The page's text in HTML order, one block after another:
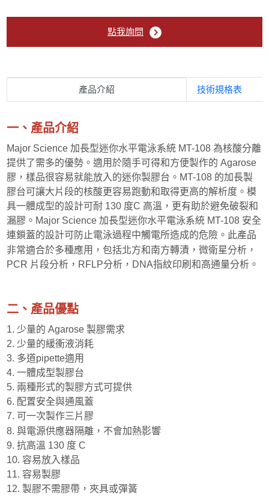
振盪器/ 試管混合器
乾浴槽 & 水浴槽
超低溫冷凍櫃
細胞/樣品冷卻系統
精密分析天平
分子吸附超效儀
點我詢問
產品介紹 技術規格表
一、產品介紹
Major Science 加長型迷你水平電泳系統 MT-108 為核酸分離
提供了需多的優勢。適用於隨手可得和方便製作的 Agarose
膠，樣品很容易就能放入的迷你製膠台。MT-108 的加長製
膠台可讓大片段的核酸更容易跑動和取得更高的解析度。模
具一體成型的設計可耐 130 度C 高溫，更有助於避免破裂和
漏膠。Major Science 加長型迷你水平電泳系統 MT-108 安全
連鎖蓋的設計可防止電泳過程中觸電所造成的危險。此產品
非常適合於多種應用，包括北方和南方轉漬，微衛星分析，
PCR 片段分析，RFLP分析，DNA指紋印刷和高通量分析。
二、產品優點
1. 少量的 Agarose 製膠需求
2. 少量的緩衝液消耗
3. 多道pipette適用
4. 一體成型製膠台
5. 兩種形式的製膠方式可提供
6. 配置安全與通風蓋
7. 可一次製作三片膠
8. 與電源供應器隔離，不會加熱影響
9. 抗高溫 130 度 C
10. 容易放入樣品
11. 容易製膠
12. 製膠不需膠帶，夾具或彈簧